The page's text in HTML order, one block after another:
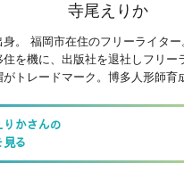
寺尾えりか
身。 福岡市在住のフリーライタ
住を機に、出版社を退社しフリー
トレードマーク。博多人形師育
かさんの
る